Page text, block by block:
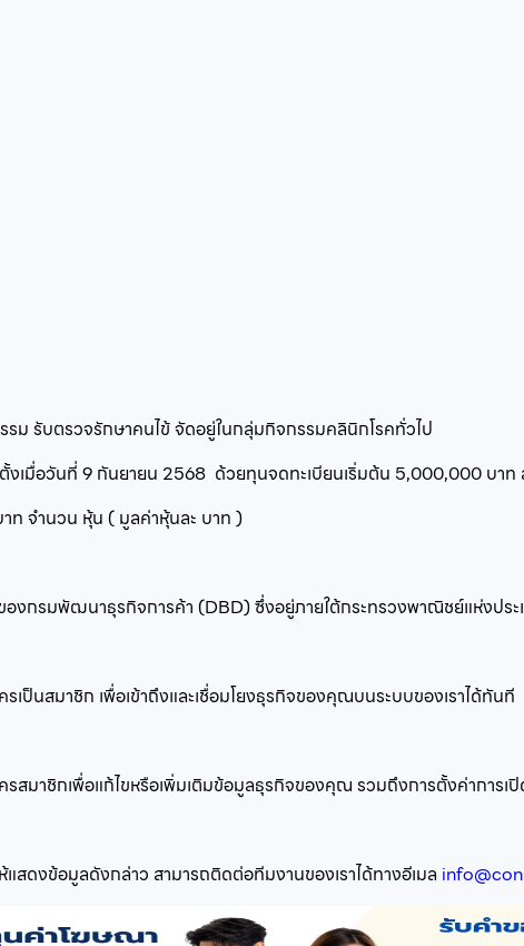
รม รับตรวจรักษาคนไข้จัดอยู่ในกลุ่มกิจกรรมคลินิกโรคทั่วไป
งเมื่อวันที่ 9 กันยายน 2568 ด้วยทุนจดทะเบียนเริ่มต้น 5,000,000 บาท
ท จำนวน หุ้น ( มูลค่าหุ้นละ บาท )
งกรมพัฒนาธุรกิจการค้า (DBD) ซึ่งอยู่ภายใต้กระทรวงพาณิชย์แห่งประ
ป็นสมาชิก เพื่อเข้าถึงและเชื่อมโยงธุรกิจของคุณบนระบบของเราได้ทันที
มาชิกเพื่อแก้ไขหรือเพิ่มเติมข้อมูลธุรกิจของคุณ รวมถึงการตั้งค่าการเปิ
สดงข้อมูลดังกล่าว สามารถติดต่อทีมงานของเราได้ทางอีเมล